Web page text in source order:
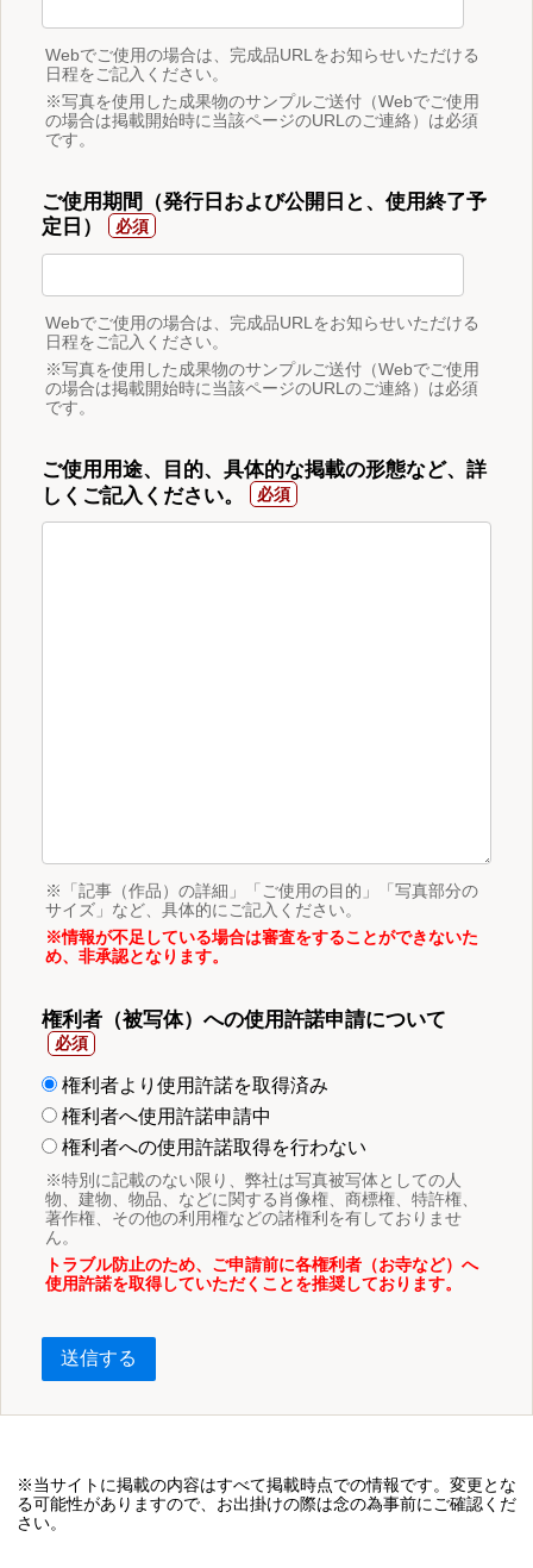
Webでご使用の場合は、完成品URLをお知らせいただける
日程をご記入ください。
※写真を使用した成果物のサンプルご送付（Webでご使用
の場合は掲載開始時に当該ページのURLのご連絡）は必須
です。
ご使用期間（発行日および公開日と、使用終了予
定日）
Webでご使用の場合は、完成品URLをお知らせいただける
日程をご記入ください。
※写真を使用した成果物のサンプルご送付（Webでご使用
の場合は掲載開始時に当該ページのURLのご連絡）は必須
です。
ご使用用途、目的、具体的な掲載の形態など、詳
しくご記入ください。
※「記事（作品）の詳細」「ご使用の目的」「写真部分の
サイズ」など、具体的にご記入ください。
※情報が不足している場合は審査をすることができないた
め、非承認となります。
権利者（被写体）への使用許諾申請について
権利者より使用許諾を取得済み
権利者へ使用許諾申請中
権利者への使用許諾取得を行わない
※特別に記載のない限り、弊社は写真被写体としての人
物、建物、物品、などに関する肖像権、商標権、特許権、
著作権、その他の利用権などの諸権利を有しておりませ
ん。
トラブル防止のため、ご申請前に各権利者（お寺など）へ
使用許諾を取得していただくことを推奨しております。
送信する
※当サイトに掲載の内容はすべて掲載時点での情報です。変更とな
る可能性がありますので、お出掛けの際は念の為事前にご確認くだ
さい。